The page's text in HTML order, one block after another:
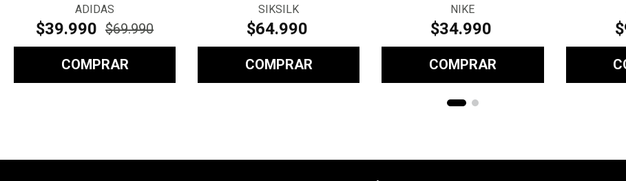
ADIDAS
$39.990 $69.990
COMPRAR
SIKSILK
$64.990
COMPRAR
NIKE
$34.990
COMPRAR
$